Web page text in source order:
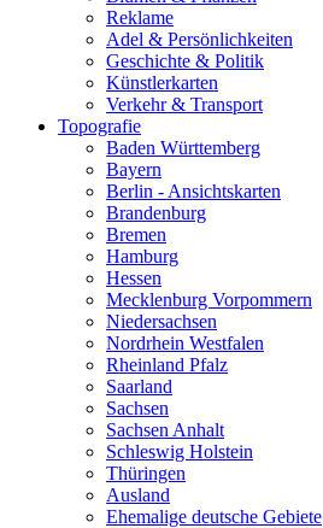
Reklame
Adel & Persönlichkeiten
Geschichte & Politik
Künstlerkarten
Verkehr & Transport
Topografie
Baden Württemberg
Bayern
Berlin - Ansichtskarten
Brandenburg
Bremen
Hamburg
Hessen
Mecklenburg Vorpommern
Niedersachsen
Nordrhein Westfalen
Rheinland Pfalz
Saarland
Sachsen
Sachsen Anhalt
Schleswig Holstein
Thüringen
Ausland
Ehemalige deutsche Gebiete